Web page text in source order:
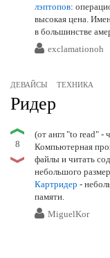
лэптопов:
высокая цена.
в большинстве
exclamationoh
ДЕВАЙСЫ ТЕХНИКА
Ридер
8
(от англ "to read" -
Компьютерная
файлы и читать
небольшого
Картридер -
памяти.
MiguelKor